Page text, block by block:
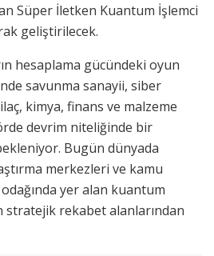
Süper İletken Kuantum İşlemci
geliştirilecek.
hesaplama gücündeki oyun
savunma sanayii, siber
kimya, finans ve malzeme
devrim niteliğinde bir
Bugün dünyada
merkezleri ve kamu
yer alan kuantum
rekabet alanlarından